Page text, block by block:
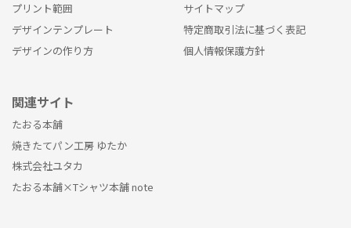
プリント範囲
デザインテンプレート
デザインの作り方
サイトマップ
特定商取引法に基づく表記
個人情報保護方針
関連サイト
たおる本舗
焼きたてパン工房 ゆたか
株式会社ユタカ
たおる本舗×Tシャツ本舗 note